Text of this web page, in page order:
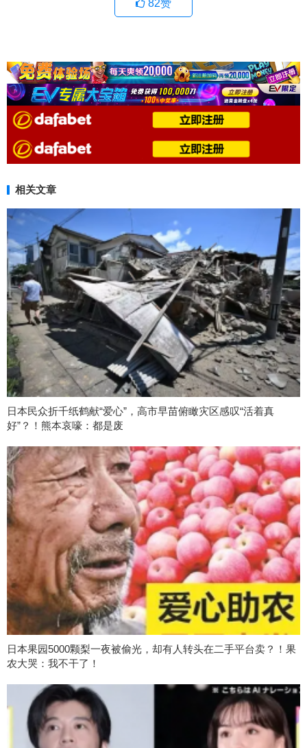
82赞
相关文章
日本民众折千纸鹤献“爱心”，高市早苗俯瞰灾区感叹“活着真
好”？！熊本哀嚎：都是废
日本果园5000颗梨一夜被偷光，却有人转头在二手平台卖？！果
农大哭：我不干了！